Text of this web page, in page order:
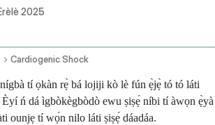
2025
Cardiogenic Shock
tí ọkàn rẹ̀ bá lojiji kò lè fún ẹ̀jẹ̀ tó tó láti
ń dá ìgbòkègbòdò ewu ṣiṣẹ́ níbi tí àwọn ẹ̀yà
ounjẹ tí wọ́n nilo láti ṣiṣẹ́ dáadáa.